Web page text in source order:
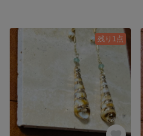
残り1点